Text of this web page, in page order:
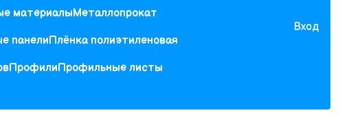
материалыМеталлопрокат
панелиПлёнка полиэтиленовая
ПрофилиПрофильные листы
Вход